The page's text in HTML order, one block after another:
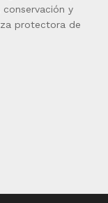
y
protectora de